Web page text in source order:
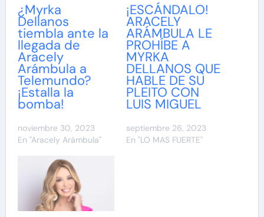
¿Myrka
Dellanos
tiembla ante la
llegada de
Aracely
Arámbula a
Telemundo?
¡Estalla la
bomba!
noviembre 30, 2023
En "Aracely Arámbula"
¡ESCÁNDALO!
ARACELY
ARÁMBULA LE
PROHÍBE A
MYRKA
DELLANOS QUE
HABLE DE SU
PLEITO CON
LUIS MIGUEL
septiembre 26, 2023
En "LO MAS FUERTE"